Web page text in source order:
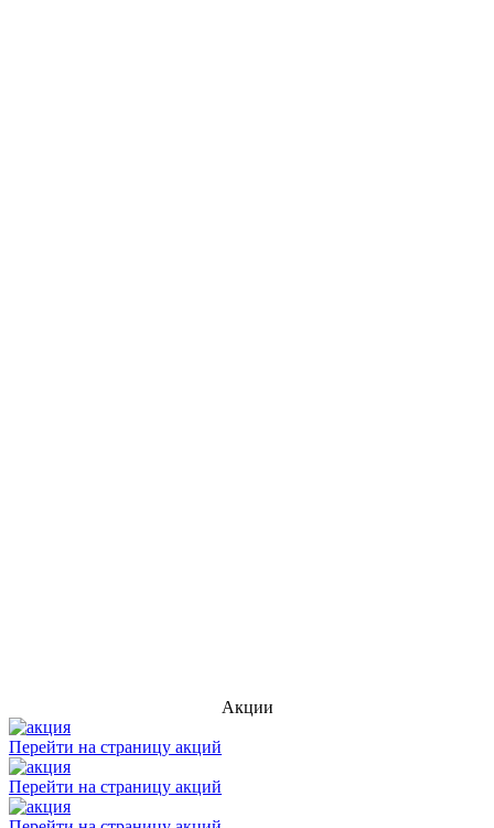
Акции
Перейти на страницу акций
Перейти на страницу акций